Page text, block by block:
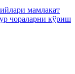
мамлакат
чораларни кўриш